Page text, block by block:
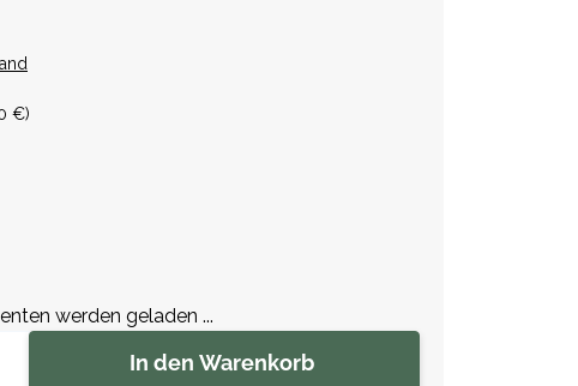
€)
In den Warenkorb
werden geladen ...